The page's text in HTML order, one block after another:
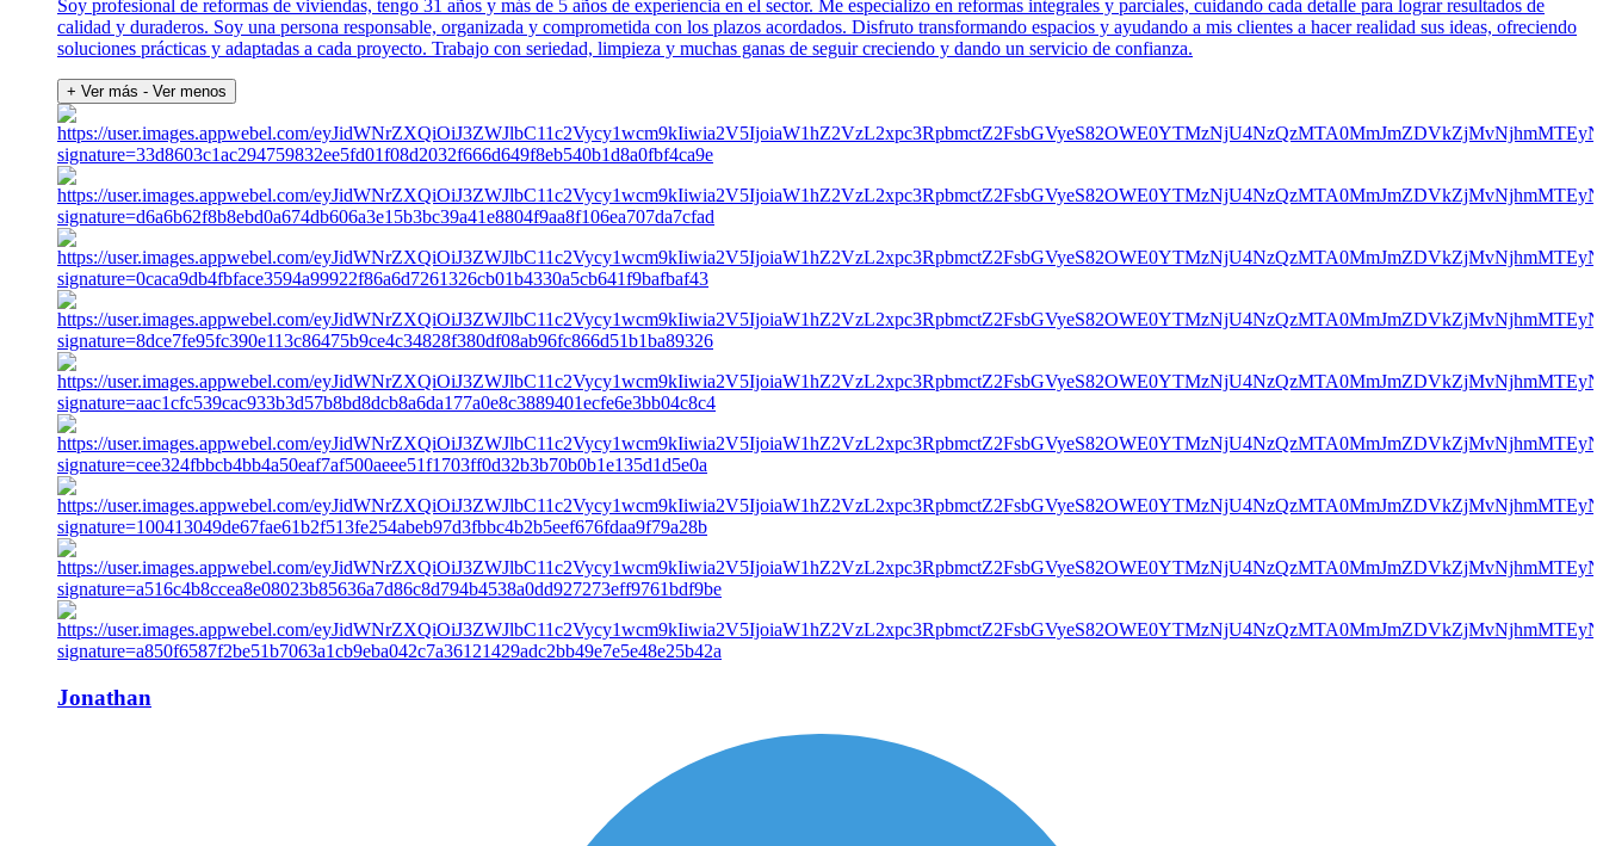
Soy profesional de reformas de viviendas, tengo 31 años y más de 5 años de experiencia en el sector. Me especializo en reformas integrales y parciales, cuidando cada detalle para lograr resultados de
calidad y duraderos. Soy una persona responsable, organizada y comprometida con los plazos acordados. Disfruto transformando espacios y ayudando a mis clientes a hacer realidad sus ideas, ofreciendo
soluciones prácticas y adaptadas a cada proyecto. Trabajo con seriedad, limpieza y muchas ganas de seguir creciendo y dando un servicio de confianza.
+ Ver más - Ver menos
Jonathan